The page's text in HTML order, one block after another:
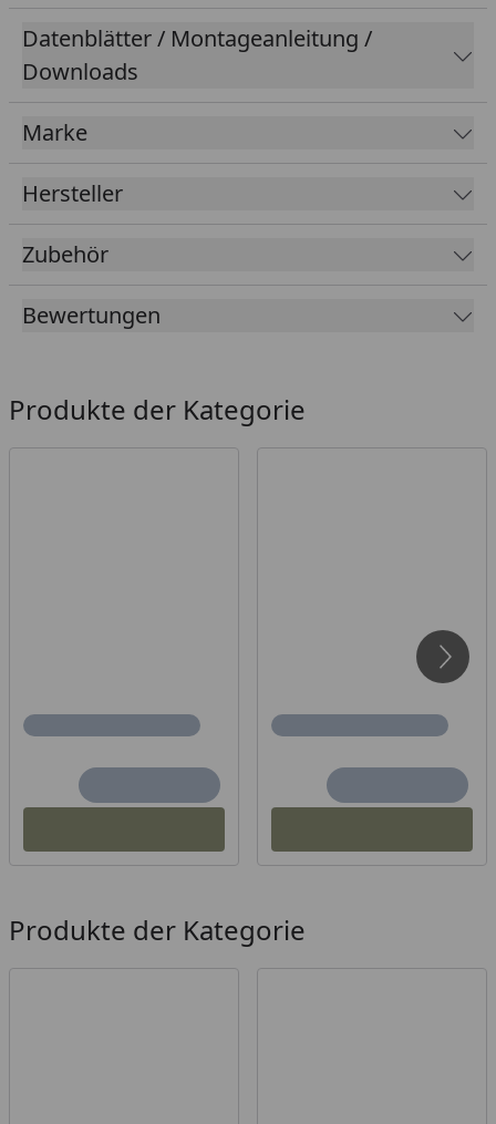
Achtung! Die Montage des Designgitters an den
SYSTEM Eckpfosten, also Eck-Klemmpfosten und Eck-
Steckpfosten, ist nicht möglich.
Datenblätter / Montageanleitung /
Downloads
Marke
Hersteller
Zubehör
Bewertungen
Produkte der Kategorie
Produkte der Kategorie